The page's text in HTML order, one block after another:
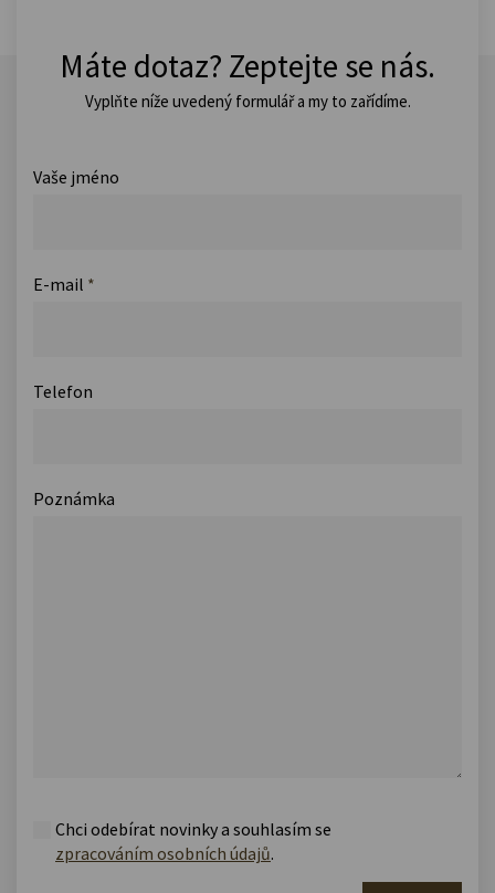
Máte dotaz? Zeptejte se nás.
Vyplňte níže uvedený formulář a my to zařídíme.
Vaše jméno
E-mail *
Telefon
Poznámka
Chci odebírat novinky a souhlasím se
zpracováním osobních údajů.